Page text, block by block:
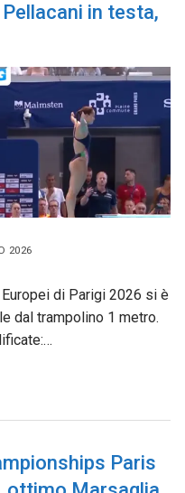
in testa,
2026
di Parigi 2026 si è
dal trampolino 1 metro.
Paris